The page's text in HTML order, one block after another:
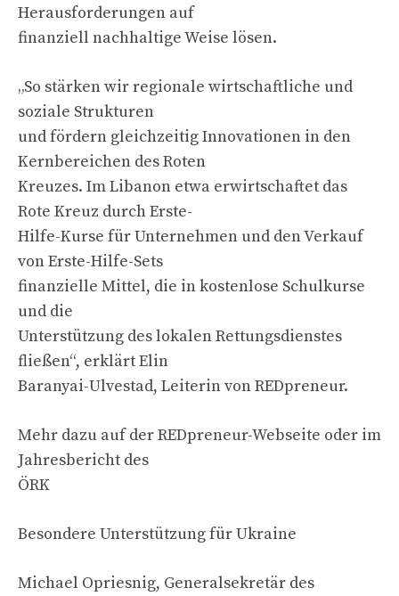
Herausforderungen auf
finanziell nachhaltige Weise lösen.
„So stärken wir regionale wirtschaftliche und
soziale Strukturen
und fördern gleichzeitig Innovationen in den
Kernbereichen des Roten
Kreuzes. Im Libanon etwa erwirtschaftet das
Rote Kreuz durch Erste-
Hilfe-Kurse für Unternehmen und den Verkauf
von Erste-Hilfe-Sets
finanzielle Mittel, die in kostenlose Schulkurse
und die
Unterstützung des lokalen Rettungsdienstes
fließen“, erklärt Elin
Baranyai-Ulvestad, Leiterin von REDpreneur.
Mehr dazu auf der REDpreneur-Webseite oder im
Jahresbericht des
ÖRK
Besondere Unterstützung für Ukraine
Michael Opriesnig, Generalsekretär des